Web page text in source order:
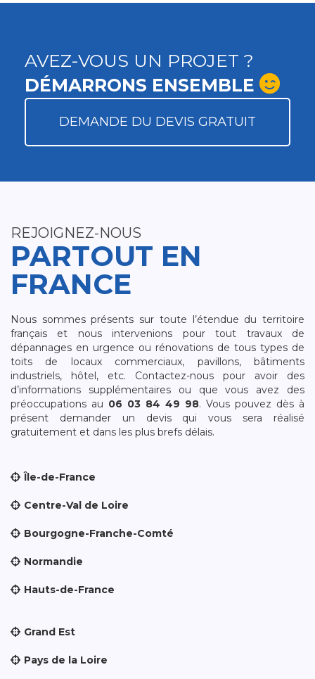
AVEZ-VOUS UN PROJET ?
DÉMARRONS ENSEMBLE
DEMANDE DU DEVIS GRATUIT
REJOIGNEZ-NOUS
PARTOUT EN
FRANCE
Nous sommes présents sur toute l’étendue du territoire
français et nous intervenions pour tout travaux de
dépannages en urgence ou rénovations de tous types de
toits de locaux commerciaux, pavillons, bâtiments
industriels, hôtel, etc. Contactez-nous pour avoir des
d’informations supplémentaires ou que vous avez des
préoccupations au 06 03 84 49 98. Vous pouvez dès à
présent demander un devis qui vous sera réalisé
gratuitement et dans les plus brefs délais.
Île-de-France
Centre-Val de Loire
Bourgogne-Franche-Comté
Normandie
Hauts-de-France
Grand Est
Pays de la Loire